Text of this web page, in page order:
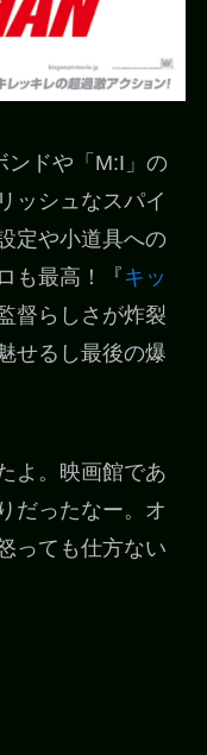
ンドや「M:I」の
ッシュなスパイ
定や小道具への
も最高！『キッ
督らしさが炸裂
せるし最後の爆
よ。映画館であ
だったなー。オ
っても仕方ない